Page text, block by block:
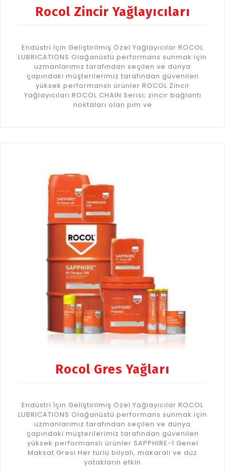
Rocol Zincir Yağlayıcıları
Endüstri İçin Geliştirilmiş Özel Yağlayıcılar ROCOL
LUBRICATIONS Olağanüstü performans sunmak için
uzmanlarımız tarafından seçilen ve dünya
çapındaki müşterilerimiz tarafından güvenilen
yüksek performanslı ürünler ROCOL Zincir
Yağlayıcıları ROCOL CHAIN Serisi; zincir bağlantı
noktaları olan pim ve
Rocol Gres Yağları
Endüstri İçin Geliştirilmiş Özel Yağlayıcılar ROCOL
LUBRICATIONS Olağanüstü performans sunmak için
uzmanlarımız tarafından seçilen ve dünya
çapındaki müşterilerimiz tarafından güvenilen
yüksek performanslı ürünler SAPPHIRE-1 Genel
Maksat Gresi Her türlü bilyalı, makaralı ve düz
yatakların etkin